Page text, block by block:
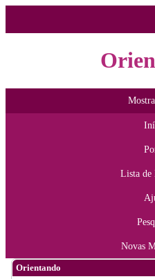
Lista de
Novas
Orientando